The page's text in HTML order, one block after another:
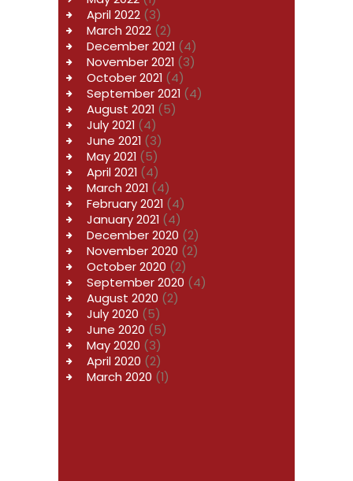
April 2022 (3)
March 2022 (2)
December2021 (4)
November2021 (3)
October2021 (4)
September2021 (4)
August 2021 (5)
July2021 (4)
June 2021 (3)
May2021 (5)
April 2021 (4)
March 2021 (4)
February2021 (4)
January2021 (4)
December2020 (2)
November2020 (2)
October2020 (2)
September2020 (4)
August 2020 (2)
July2020 (5)
June 2020 (5)
May2020 (3)
April 2020 (2)
March 2020 (1)